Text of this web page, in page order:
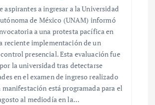
aspirantes a ingresar a la Universidad
de México (UNAM) informó
a una protesta pacífica en
reciente implementación de un
presencial. Esta evaluación fue
la universidad tras detectarse
en el examen de ingreso realizado
manifestación está programada para el
al mediodía en la…